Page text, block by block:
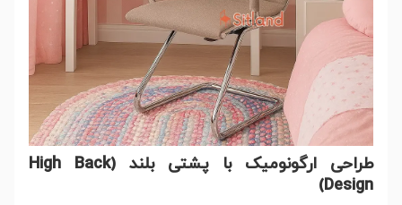
طراحی ارگونومیک با پشتی بلند (High Back
Design)